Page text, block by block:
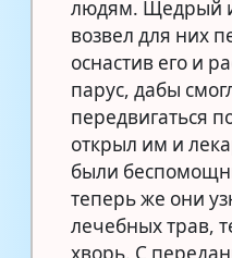
людям. Щедрый
возвел для них
оснастив его и
парус, дабы
передвигаться
открыл им и
были
теперь же они
лечебных трав,
хворь. С